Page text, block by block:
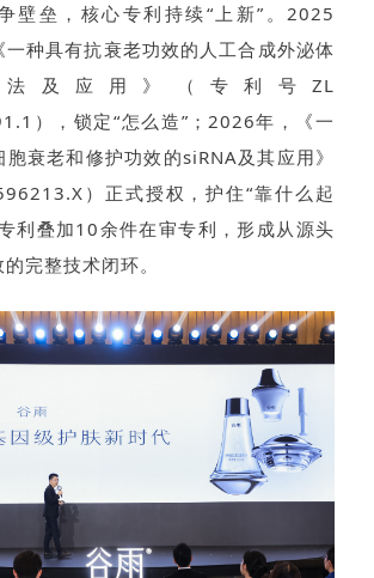
壁垒，核心专利持续“上新”。2025
种具有抗衰老功效的人工合成外泌体
及应用》（专利号ZL
），锁定“怎么造”；2026年，《一
衰老和修护功效的siRNA及其应用》
）正式授权，护住“靠什么起
利叠加10余件在审专利，形成从源头
完整技术闭环。